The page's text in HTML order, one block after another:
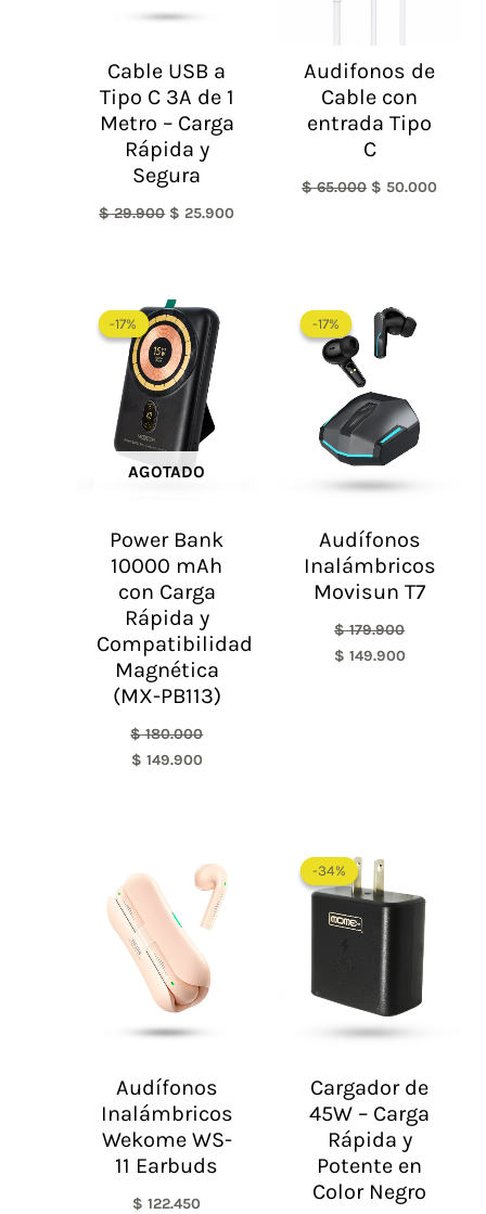
Cable USB a
Tipo C 3A de 1
Metro – Carga
Rápida y
Segura
$29.900 $ 25.900
Audifonos de
Cable con
entrada Tipo
C
$65.000 $ 50.000
-17%
AGOTADO
-17%
Power Bank
10000 mAh
con Carga
Rápida y
Compatibilidad
Magnética
(MX-PB113)
$180.000
precio
original
era:
$ 180.000.
$ 149.900
precio
actual
es:
$ 149.900.
-17%
-17%
Audífonos
Inalámbricos
Movisun T7
$179.900
precio
original
era:
$ 179.900.
$ 149.900
precio
actual
Audífonos
Inalámbricos
Wekome WS-
11 Earbuds
$ 122.450
-34%
-34%
Cargador de
45W – Carga
Rápida y
Potente en
Color Negro
precio
original
era:
$ 91.000.